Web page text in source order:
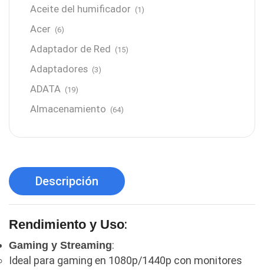
Aceite del humificador (1)
Acer (6)
Adaptador de Red (15)
Adaptadores (3)
ADATA (19)
Almacenamiento (64)
Antivirus (1)
Aro de luz
Audífonos (23)
Audífonos (12)
Descripción
Rendimiento y Uso:
Gaming y Streaming:
Ideal para gaming en 1080p/1440p con monitores